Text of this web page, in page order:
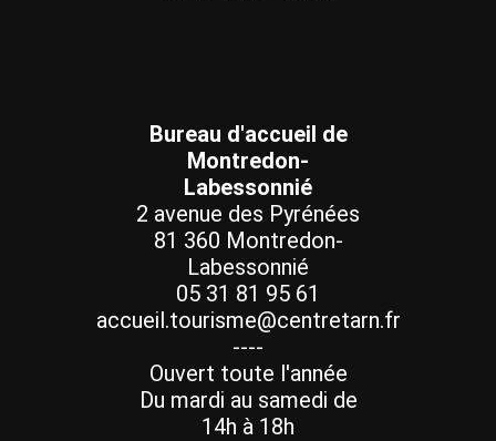
Bureau d'accueil de
Montredon-
Labessonnié
2 avenue des Pyrénées
81 360 Montredon-
Labessonnié
05 31 81 95 61
accueil.tourisme@centretarn.fr
----
Ouvert toute l'année
Du mardi au samedi de
14h à 18h